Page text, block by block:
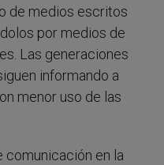
de medios escritos
por medios de
Las generaciones
informando a
menor uso de las
comunicación en la